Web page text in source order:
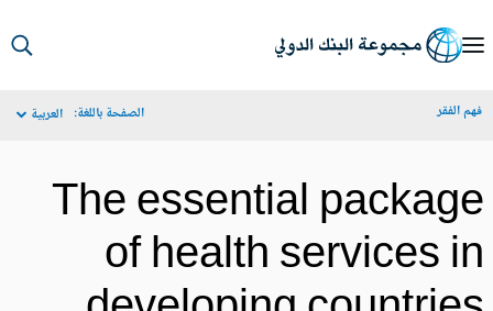
الفقر الصفحة باللغة: العربية
The essential
of health services